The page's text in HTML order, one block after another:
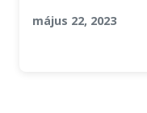
május 22, 2023